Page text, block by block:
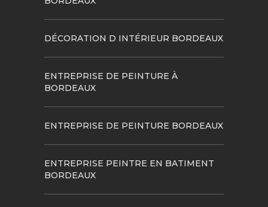
DÉCORATION D INTÉRIEUR BORDEAUX
ENTREPRISE DE PEINTURE À
BORDEAUX
ENTREPRISE DE PEINTURE BORDEAUX
ENTREPRISE PEINTRE EN BATIMENT
BORDEAUX